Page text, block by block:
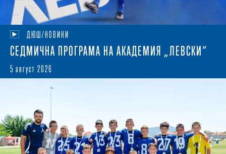
ДЮШ/НОВИНИ
СЕДМИЧНА ПРОГРАМА НА АКАДЕМИЯ „ЛЕВСКИ“
5 август 2026